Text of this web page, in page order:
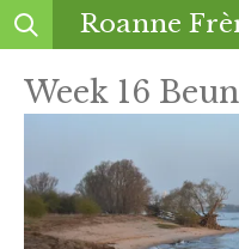
Ga
naar
hoofdinhoud
Roanne
Week 16